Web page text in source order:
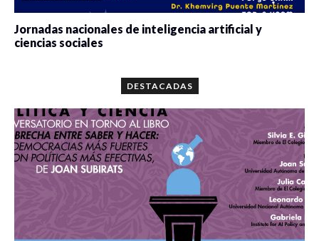
Jornadas nacionales de inteligencia artificial y
ciencias sociales
DESTACADAS